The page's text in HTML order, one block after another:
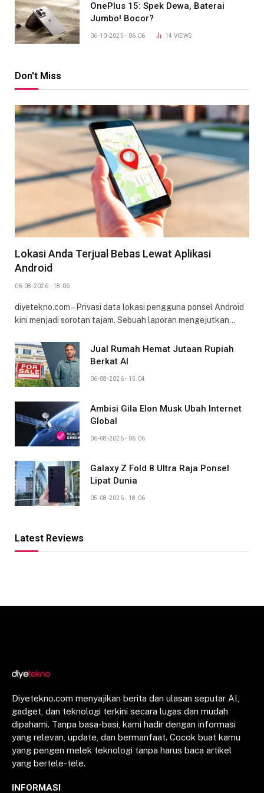
OnePlus 15: Spek Dewa, Baterai
Jumbo! Bocor?
06-10-2025 - 06.06 14 VIEWS
Don't Miss
Lokasi Anda Terjual Bebas Lewat Aplikasi
Android
06-08-2026 - 18.06
diyetekno.com – Privasi data lokasi pengguna ponsel Android
kini menjadi sorotan tajam. Sebuah laporan mengejutkan…
Jual Rumah Hemat Jutaan Rupiah
Berkat AI
06-08-2026 - 15.04
Ambisi Gila Elon Musk Ubah Internet
Global
06-08-2026 - 06.06
Galaxy Z Fold 8 Ultra Raja Ponsel
Lipat Dunia
05-08-2026 - 18.06
Latest Reviews
Diyetekno.com menyajikan berita dan ulasan seputar AI,
gadget, dan teknologi terkini secara lugas dan mudah
dipahami. Tanpa basa-basi, kami hadir dengan informasi
yang relevan, update, dan bermanfaat. Cocok buat kamu
yang pengen melek teknologi tanpa harus baca artikel
yang bertele-tele.
INFORMASI